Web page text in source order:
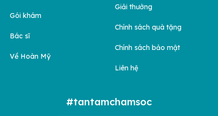
Gói khám
Bác sĩ
Về Hoàn Mỹ
Giải thưởng
Chính sách quà tặng
Chính sách bảo mật
Liên hệ
#tantamchamsoc